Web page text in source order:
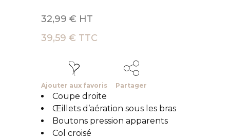
32,99 € HT
39,59 € TTC
Ajouter aux favoris Partager
Coupe droite
Œillets d’aération sous les bras
Boutons pression apparents
Col croisé